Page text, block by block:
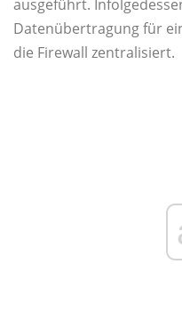
ausgeführt.
Datenübertragung für
die Firewall zentralisiert.